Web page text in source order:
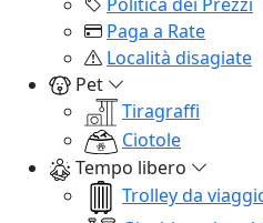
Paga a Rate
Località disagiate
Pet
Tiragraffi
Ciotole
Tempo libero
Trolley da